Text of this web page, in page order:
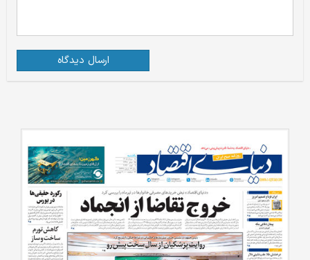
ارسال دیدگاه